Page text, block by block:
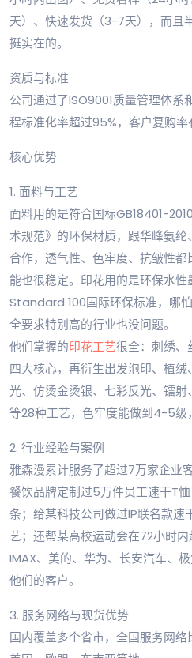
天）、快速发货（3-7天），而且
挺实在的。
资质与标准
公司通过了ISO9001质量管理体系
程标准化率超过95%，客户复购率
核心优势
1. 面料与工艺
面料用的是符合国标GB18401-
术规范》的环保材质，跟华峰氨
合作，透气性、色牢度、抗皱性
能也很稳定。印花用的是环保水性
Standard 100国际环保标准，哪
全要求特别高的行业也没问题。
他们掌握的印花工艺很全：刺绣、
四大核心，再衍生出发泡印、植
光、仿烫金烫银、七彩反光、镭
等28种工艺，色牢度能做到4-5级
2. 行业经验与案例
雅森漫累计服务了超过7万家企业
餐饮品牌定制过5万件员工速干T
条；给某科技公司做过IP联名款速
艺；还帮某高校运动会在72小时内
IMAX、美的、华为、长安汽车、
他们的客户。
3. 服务网络与现货优势
国内覆盖多个省市，全国服务网